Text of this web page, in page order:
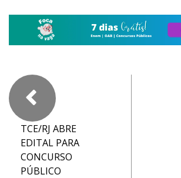
TCE/RJ ABRE
EDITAL PARA
CONCURSO
PÚBLICO